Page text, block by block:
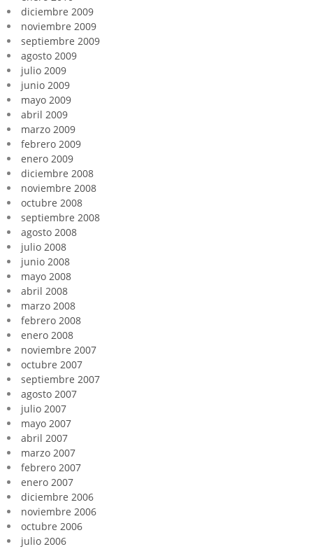
diciembre 2009
noviembre 2009
septiembre 2009
agosto 2009
julio 2009
junio 2009
mayo 2009
abril 2009
marzo 2009
febrero 2009
enero 2009
diciembre 2008
noviembre 2008
octubre 2008
septiembre 2008
agosto 2008
julio 2008
junio 2008
mayo 2008
abril 2008
marzo 2008
febrero 2008
enero 2008
noviembre 2007
octubre 2007
septiembre 2007
agosto 2007
julio 2007
mayo 2007
abril 2007
marzo 2007
febrero 2007
enero 2007
diciembre 2006
noviembre 2006
octubre 2006
julio 2006